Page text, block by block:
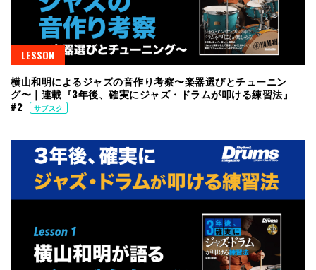
LESSON
横山和明によるジャズの音作り考察〜楽器選びとチューニン
グ〜｜連載『3年後、確実にジャズ・ドラムが叩ける練習法』
#2
サブスク